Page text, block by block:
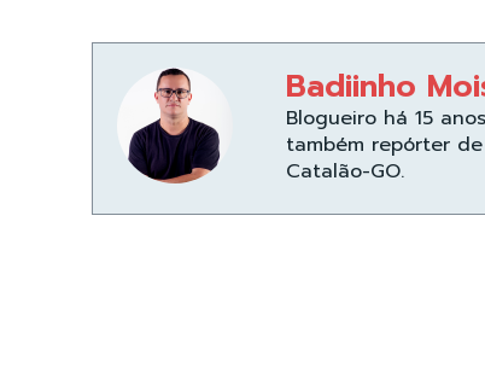
Badiinho
Blogueiro há 15
também repórter de
Catalão-GO.